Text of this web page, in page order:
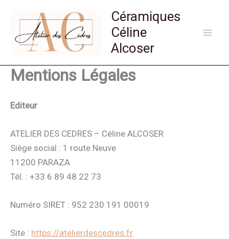
contenu
Céramiques
Céline
Alcoser
Mentions Légales
Editeur
ATELIER DES CEDRES – Céline ALCOSER
Siège social : 1 route Neuve
11200 PARAZA
Tél. : +33 6 89 48 22 73
Numéro SIRET : 952 230 191 00019
Site : https://atelierdescedres.fr